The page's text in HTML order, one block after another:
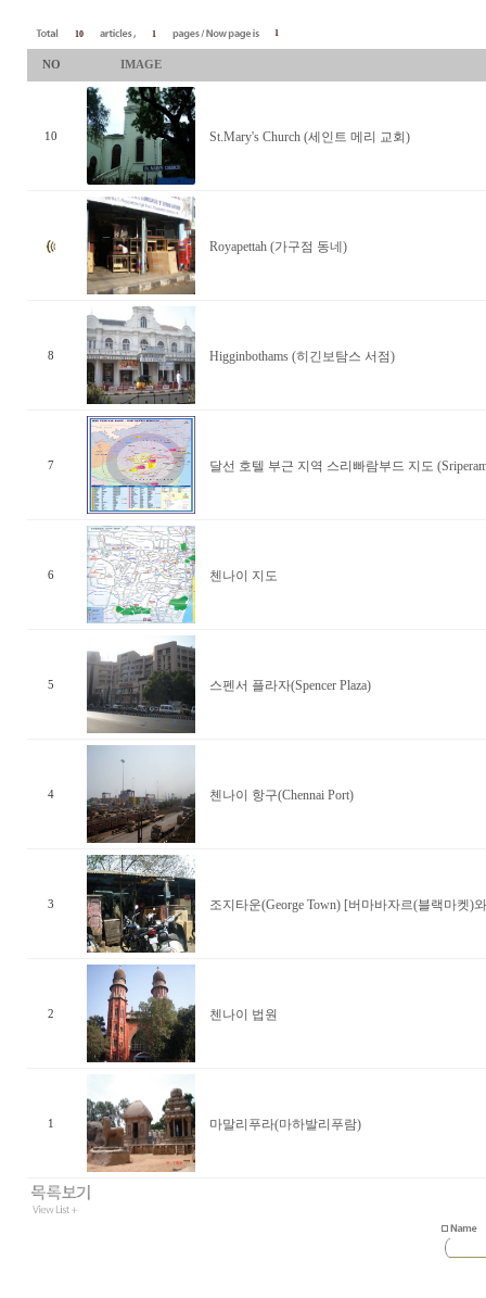
10 1 1
NO IMAGE
10 St.Mary's Church (세인트 메리 교회)
Royapettah (가구점 동네)
8 Higginbothams (히긴보탐스 서점)
7 달선 호텔 부근 지역 스리빠람부드 지도
6 첸나이 지도
5 스펜서 플라자(Spencer Plaza)
4 첸나이 항구(Chennai Port)
3 조지타운(George Town) [버마바자르(블랙마켓)
2 첸나이 법원
1 마말리푸라(마하발리푸람)